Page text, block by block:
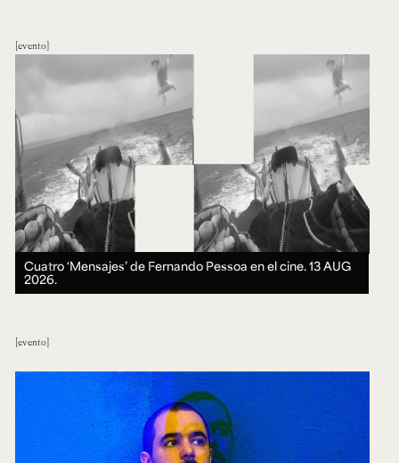
evento
Cuatro ‘Mensajes’ de Fernando Pessoa en el cine.13 AUG
2026.
evento